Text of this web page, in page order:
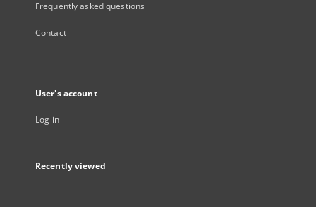
Frequently asked questions
Contact
User's account
Log in
Recently viewed